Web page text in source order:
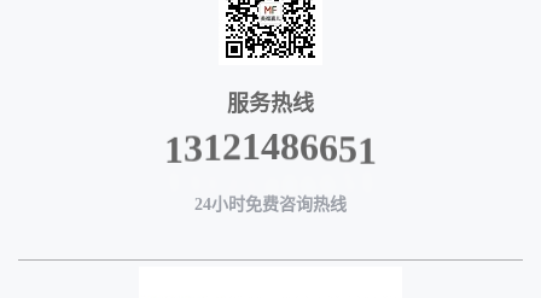
服务热线
13121486651
24小时免费咨询热线